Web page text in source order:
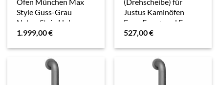
Style Guss-Grau
Natur-Stein Holz
1.999,00€
Justus Kaminöfen
Faro, Faro+ und Faro
Top
527,00€